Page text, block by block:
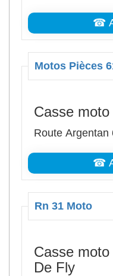
☎
Motos Pièces
Casse
Route Argentan
☎
Rn 31 Moto
Casse
De Fly